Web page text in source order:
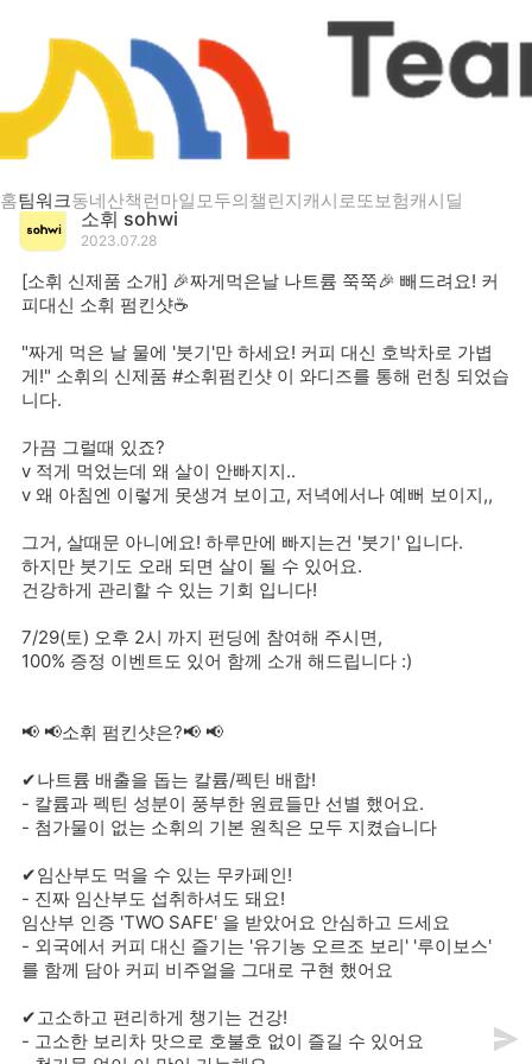
홈팀워크동네산책 런마일모두의챌린지캐시로또보험캐시딜
게시글 상세
[소휘 신제품 소개] 🎉짜게먹은날 나트륨 쭉쭉🎉 빼드려
소휘 sohwi
2023.07.28
[소휘 신제품 소개] 🎉짜게먹은날 나트륨 쭉쭉🎉 빼드려요! 커
피대신 소휘 펌킨샷☕
"짜게 먹은 날 물에 '붓기'만 하세요! 커피 대신 호박차로 가볍
게!" 소휘의 신제품 #소휘펌킨샷 이 와디즈를 통해 런칭 되었습
니다.
가끔 그럴때 있죠?
v 적게 먹었는데 왜 살이 안빠지지..
v 왜 아침엔 이렇게 못생겨 보이고, 저녁에서나 예뻐 보이지,,
그거, 살때문 아니에요! 하루만에 빠지는건 '붓기' 입니다.
하지만 붓기도 오래 되면 살이 될 수 있어요.
건강하게 관리할 수 있는 기회 입니다!
7/29(토) 오후 2시 까지 펀딩에 참여해 주시면,
100% 증정 이벤트도 있어 함께 소개 해드립니다 :)
📢 📢소휘 펌킨샷은?📢 📢
✔나트륨 배출을 돕는 칼륨/펙틴 배합!
- 칼륨과 펙틴 성분이 풍부한 원료들만 선별 했어요.
- 첨가물이 없는 소휘의 기본 원칙은 모두 지켰습니다
✔임산부도 먹을 수 있는 무카페인!
- 진짜 임산부도 섭취하셔도 돼요!
임산부 인증 'TWO SAFE' 을 받았어요 안심하고 드세요
- 외국에서 커피 대신 즐기는 '유기농 오르조 보리' '루이보스'
를 함께 담아 커피 비주얼을 그대로 구현 했어요
✔고소하고 편리하게 챙기는 건강!
- 고소한 보리차 맛으로 호불호 없이 즐길 수 있어요